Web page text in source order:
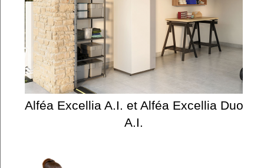
Alféa Excellia A.I. et Alféa Excellia Duo
A.I.